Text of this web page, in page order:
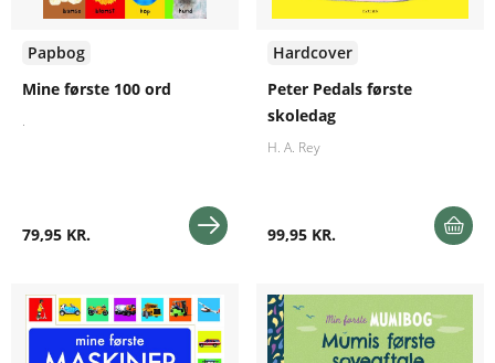
Papbog
Mine første 100 ord
.
79,95 KR.
Hardcover
Peter Pedals første
skoledag
H. A. Rey
99,95 KR.